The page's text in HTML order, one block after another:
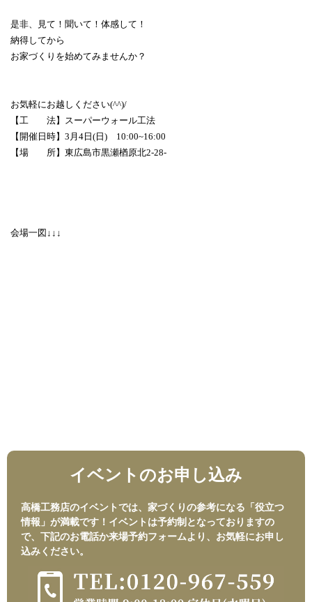
是非、見て！聞いて！体感して！
納得してから
お家づくりを始めてみませんか？
お気軽にお越しください(^^)/
【工 法】スーパーウォール工法
【開催日時】3月4日(日) 10:00~16:00
【場 所】東広島市黒瀬楢原北2-28-
会場一図↓↓↓
イベントのお申し込み
高橋工務店のイベントでは、家づくりの参考になる「役立つ
情報」が満載です！イベントは予約制となっておりますの
で、下記のお電話か来場予約フォームより、お気軽にお申し
込みください。